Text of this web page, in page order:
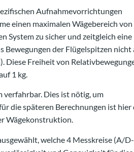
Aufnahmevorrichtungen
einen maximalen Wägebereich von
System zu sicher und zeitgleich eine
Bewegungen der Flügelspitzen nicht
Diese Freiheit von
1 kg.
verfahrbar. Dies ist nötig, um
die späteren Berechnungen ist hier
Wägekonstruktion.
welche 4 Messkreise (A/D-